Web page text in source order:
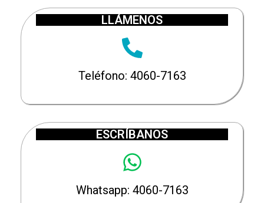
LLÁMENOS
Teléfono: 4060-7163
ESCRÍBANOS
Whatsapp: 4060-7163